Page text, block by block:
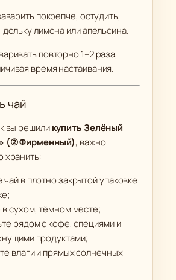
покрепче, остудить,
лимона или апельсина.
повторно 1–2 раза,
время настаивания.
чай
вы решиликупить Зелёный
(② Фирменный), важно
хранить:
в плотно закрытой упаковке
в сухом, тёмном месте;
рядом с кофе, специями и
продуктами;
влаги и прямых солнечных